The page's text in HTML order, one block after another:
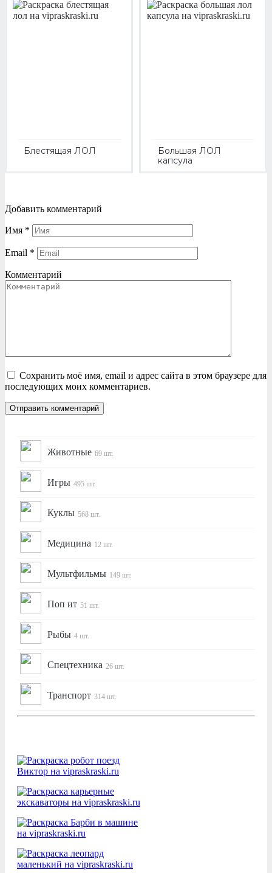
Блестящая ЛОЛ
Большая ЛОЛ
капсула
Добавить комментарий
Имя *
Email *
Комментарий
Сохранить моё имя, email и адрес сайта в этом браузере для
последующих моих комментариев.
Животные 69 шт.
Игры 495 шт.
Куклы 568 шт.
Медицина 12 шт.
Мультфильмы 149 шт.
Поп ит 51 шт.
Рыбы 4 шт.
Спецтехника 26 шт.
Транспорт 314 шт.